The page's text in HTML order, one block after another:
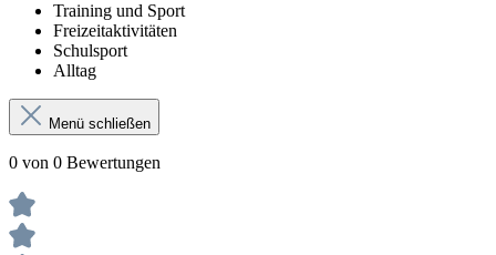
Training und Sport
Freizeitaktivitäten
Schulsport
Alltag
Menü schließen
0 von 0 Bewertungen